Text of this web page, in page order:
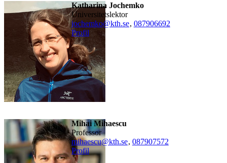
Katharina Jochemko
universitetslektor
jochemko@kth.se, 087906692
Profil
Mihai Mihaescu
professor
mihaescu@kth.se, 087907572
Profil